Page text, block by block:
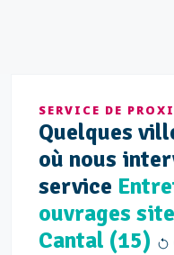
SERVICE DE
Quelques
où nous
service
ouvrages
Cantal (15)